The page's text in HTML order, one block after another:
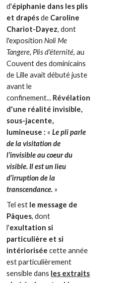
d'épiphanie dans les plis
et drapésde Caroline
Chariot-Dayez, dont
l'expositionNoli Me
Tangere, Plis d'éternité, au
Couvent des dominicains
de Lille avait débuté juste
avant le
confinement... Révélation
d'une réalité invisible,
sous-jacente,
lumineuse : « Le pli parle
de la visitation de
l’invisible au coeur du
visible. Il est un lieu
d’irruption de la
transcendance. »
Tel est le message de
Pâques, dont
l'exultation si
particulière et si
intériorisée cette année
est particulièrement
sensible dans les extraits